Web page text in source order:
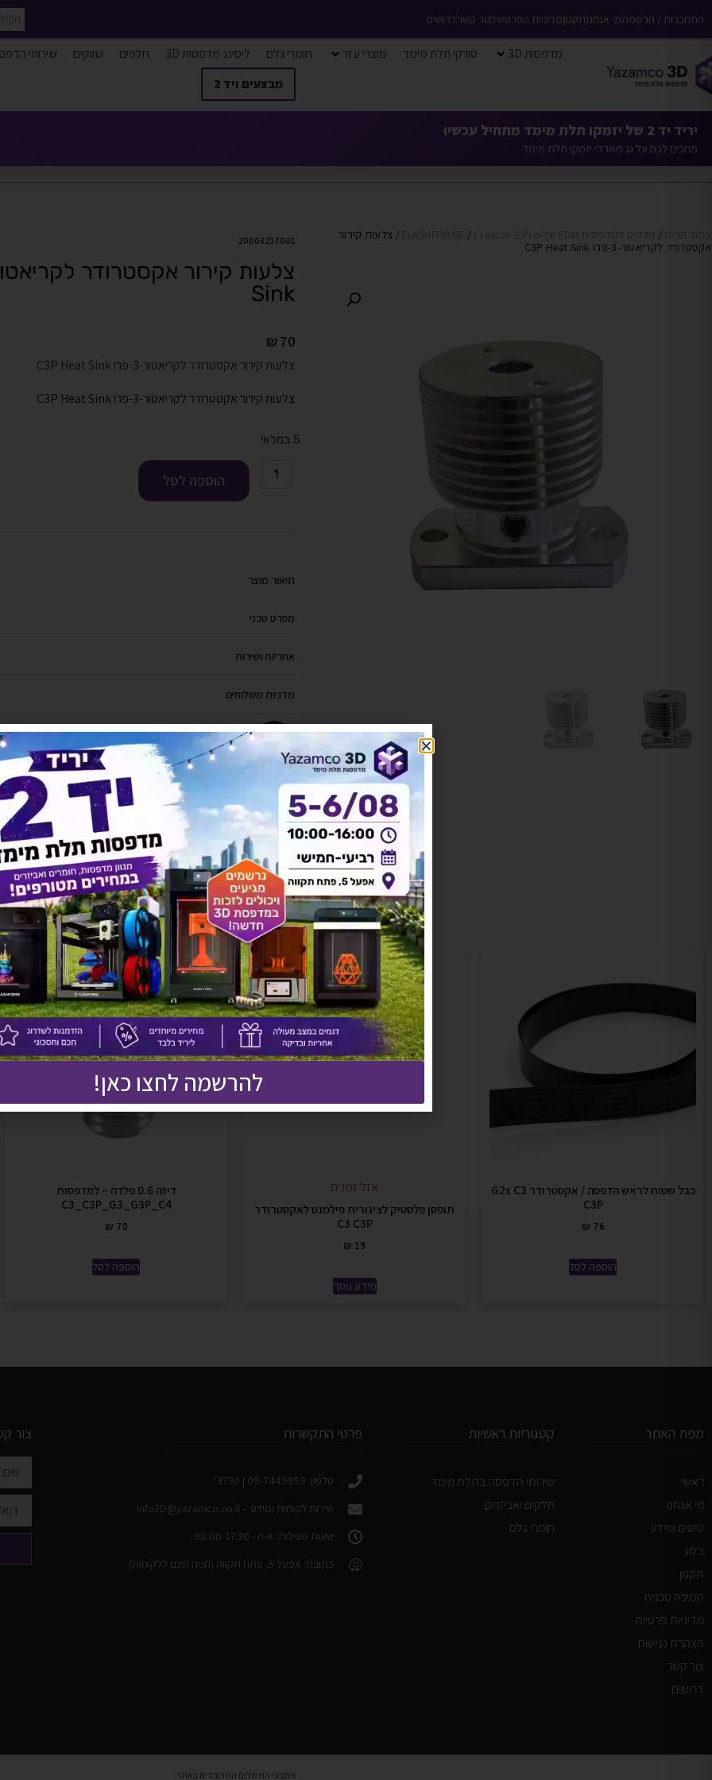
התחברות / הרשמהמי אנחנותקנוןמדיניות הפרטיות צור קשרדרושים
מדפסות 3D סורקי תלת מימד מוצרי עזר חומרי גלם ליסינג מדפסות 3D חלפים שווקים
שירותי
מבצעים ויד 2
יריד יד 2 של יזמקו תלת מימד מתחיל עכשיו
מחכים לכם על גג משרדי יזמקו תלת מימד
/
/
/ צלעות קירור
אקסטרודר לקריאטור-3-פרו C3P Heat Sink
20003217001
Sink
₪ 70
צלעות קירור אקסטרודר לקריאטור-3-פרו C3P Heat Sink
צלעות קירור אקסטרודר לקריאטור-3-פרו C3P Heat Sink
5 במלאי
הוספה לסל
תיאור מוצר
מפרט טכני
אחריות ושירות
מדניות משלוחים
יש לך שאלה על המוצר?
לחץ כאן ונציגנו יחזרו אליך בהקדם!
אולי יעניין אותך גם
כבל שטוח לראש הדפסה / אקסטרודר G2s C3
C3P
₪ 76
הוספה לסל
אזל זמנית
תופסן פלסטיק לצינורית פילמנט לאקסטרודר
C3 C3P
₪ 19
מידע נוסף
דיזה 0.6 פלדה – למדפסות
C3_C3P_G3_G3P_C4
₪ 70
הוספה לסל
מפת האתר
ראשי
מי אנחנו
טיפים ומידע
בלוג
תקנון
תמיכה טכנית
מדיניות פרטיות
הצהרת נגישות
צור קשר
דרושים
קטגוריות ראשיות
שירותי הדפסה בתלת מימד
חלקים ואביזרים
חומרי גלם
פרטי התקשרות
טלפון: 09-7449959 | 3730*
שירות לקוחות ומידע – Info3D@yazamco.co.il
שעות פעילות: א-ה - 08:00-17:30
כתובת: אפעל 5, פתח תקווה (חניה חינם ללקוחות)
צור
אמצעי התשלום המכובדים באתר:
להרשמה לחצו כאן!